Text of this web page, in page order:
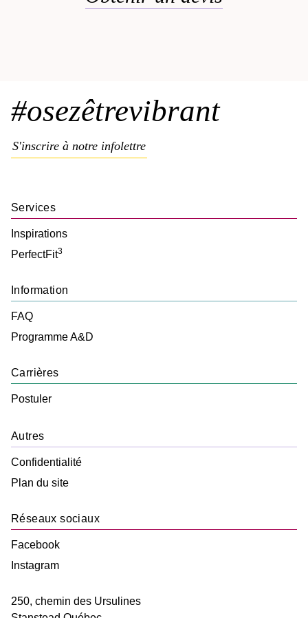
#osezêtrevibrant
S'inscrire à notre infolettre
Services
Inspirations
PerfectFit3
Information
FAQ
Programme A&D
Carrières
Postuler
Réseaux sociaux
Facebook
Instagram
Autres
Confidentialité
Plan du site
250, chemin des Ursulines